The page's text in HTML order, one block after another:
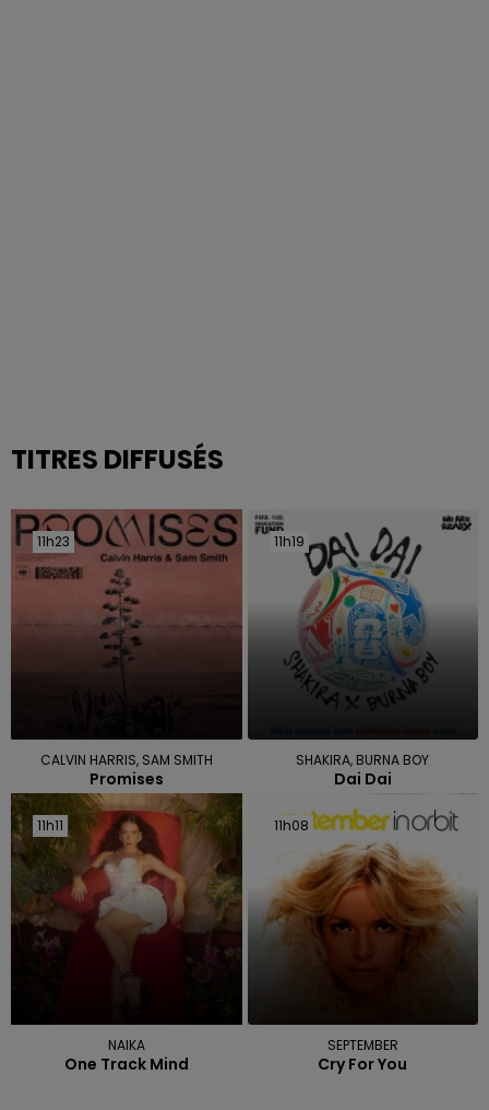
TITRES DIFFUSÉS
11h23
11h23
CALVIN HARRIS, SAM SMITH
Promises
11h19
11h19
SHAKIRA, BURNA BOY
Dai Dai
11h11
11h11
NAIKA
One Track Mind
11h08
11h08
SEPTEMBER
Cry For You